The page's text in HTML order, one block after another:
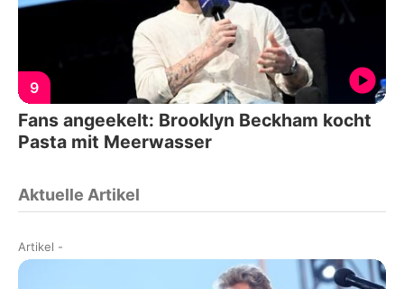
9
Fans angeekelt: Brooklyn Beckham kocht
Pasta mit Meerwasser
Aktuelle Artikel
Artikel -